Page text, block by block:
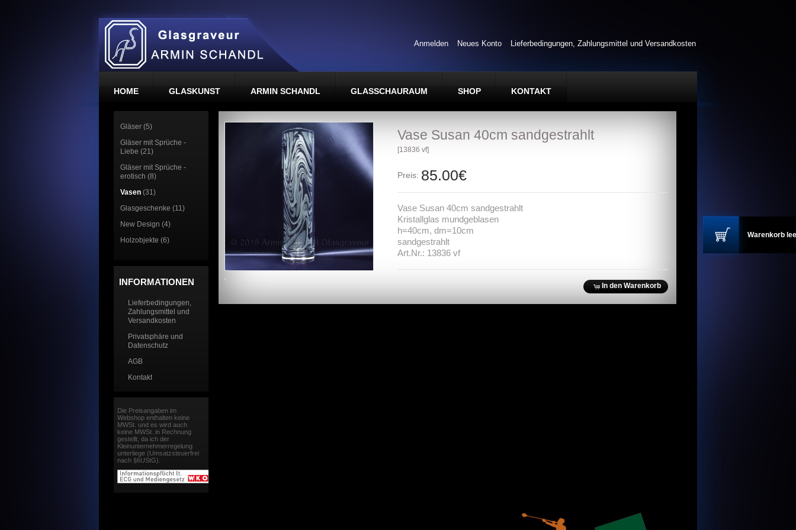
Warenkorb
Anmelden Neues Konto Lieferbedingungen, Zahlungsmittel und Versandkosten
HOME GLASKUNST ARMIN SCHANDL GLASSCHAURAUM SHOP KONTAKT
Vase Susan 40cm sandgestrahlt
[13836 vf]
Preis: 85.00€
Vase Susan 40cm sandgestrahlt
Kristallglas mundgeblasen
h=40cm, dm=10cm
sandgestrahlt
Art.Nr.: 13836 vf
In den Warenkorb
Gläser (5)
Gläser mit Sprüche -
Liebe (21)
Gläser mit Sprüche -
erotisch (8)
Vasen (31)
Glasgeschenke (11)
New Design (4)
Holzobjekte (6)
INFORMATIONEN
Lieferbedingungen,
Zahlungsmittel und
Versandkosten
Privatsphäre und
Datenschutz
AGB
Kontakt
Die Preisangaben im
Webshop enthalten keine
MWSt. und es wird auch
keine MWSt. in Rechnung
gestellt, da ich der
Kleinunternehmerregelung
unterliege (Umsatzsteuerfrei
nach §6UStG).